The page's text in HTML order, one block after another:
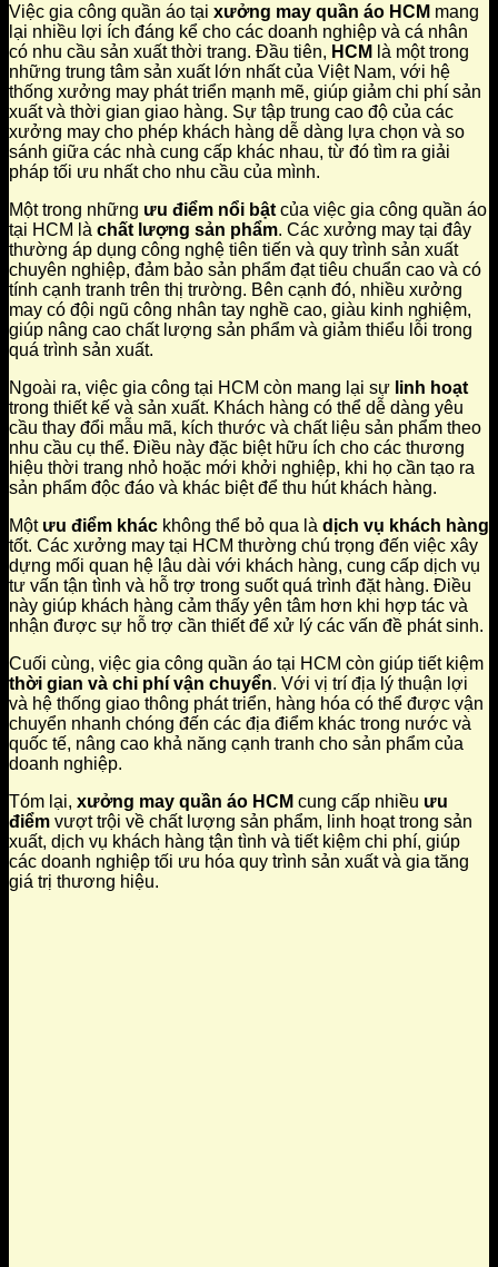
Việc gia công quần áo tại xưởng may quần áo HCM mang
lại nhiều lợi ích đáng kể cho các doanh nghiệp và cá nhân
có nhu cầu sản xuất thời trang. Đầu tiên, HCM là một trong
những trung tâm sản xuất lớn nhất của Việt Nam, với hệ
thống xưởng may phát triển mạnh mẽ, giúp giảm chi phí sản
xuất và thời gian giao hàng. Sự tập trung cao độ của các
xưởng may cho phép khách hàng dễ dàng lựa chọn và so
sánh giữa các nhà cung cấp khác nhau, từ đó tìm ra giải
pháp tối ưu nhất cho nhu cầu của mình.
Một trong những ưu điểm nổi bật của việc gia công quần áo
tại HCM là chất lượng sản phẩm. Các xưởng may tại đây
thường áp dụng công nghệ tiên tiến và quy trình sản xuất
chuyên nghiệp, đảm bảo sản phẩm đạt tiêu chuẩn cao và có
tính cạnh tranh trên thị trường. Bên cạnh đó, nhiều xưởng
may có đội ngũ công nhân tay nghề cao, giàu kinh nghiệm,
giúp nâng cao chất lượng sản phẩm và giảm thiểu lỗi trong
quá trình sản xuất.
Ngoài ra, việc gia công tại HCM còn mang lại sự linh hoạt
trong thiết kế và sản xuất. Khách hàng có thể dễ dàng yêu
cầu thay đổi mẫu mã, kích thước và chất liệu sản phẩm theo
nhu cầu cụ thể. Điều này đặc biệt hữu ích cho các thương
hiệu thời trang nhỏ hoặc mới khởi nghiệp, khi họ cần tạo ra
sản phẩm độc đáo và khác biệt để thu hút khách hàng.
Một ưu điểm khác không thể bỏ qua là dịch vụ khách hàng
tốt. Các xưởng may tại HCM thường chú trọng đến việc xây
dựng mối quan hệ lâu dài với khách hàng, cung cấp dịch vụ
tư vấn tận tình và hỗ trợ trong suốt quá trình đặt hàng. Điều
này giúp khách hàng cảm thấy yên tâm hơn khi hợp tác và
nhận được sự hỗ trợ cần thiết để xử lý các vấn đề phát sinh.
Cuối cùng, việc gia công quần áo tại HCM còn giúp tiết kiệm
thời gian và chi phí vận chuyển. Với vị trí địa lý thuận lợi
và hệ thống giao thông phát triển, hàng hóa có thể được vận
chuyển nhanh chóng đến các địa điểm khác trong nước và
quốc tế, nâng cao khả năng cạnh tranh cho sản phẩm của
doanh nghiệp.
Tóm lại, xưởng may quần áo HCM cung cấp nhiều ưu
điểm vượt trội về chất lượng sản phẩm, linh hoạt trong sản
xuất, dịch vụ khách hàng tận tình và tiết kiệm chi phí, giúp
các doanh nghiệp tối ưu hóa quy trình sản xuất và gia tăng
giá trị thương hiệu.